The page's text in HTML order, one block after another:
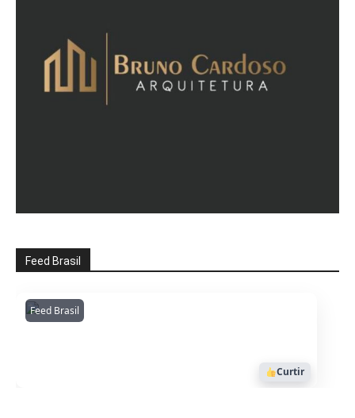
Feed Brasil
Feed BrasilAmazonianarede
1053
Curtir